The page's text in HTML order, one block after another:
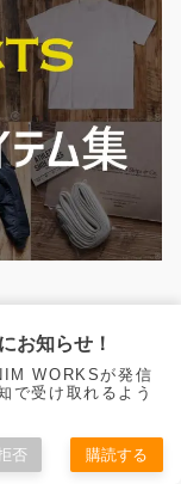
お知らせ！
WORKSが発信
で受け取れるよう
否 購読する